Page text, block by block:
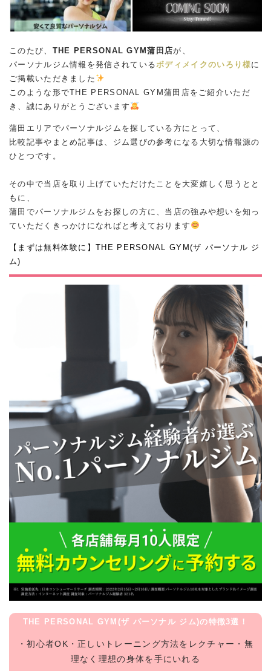
このたび、 THE PERSONAL GYM蒲田店が、
パーソナルジム情報を発信されている ボディメイクのいろり様に
ご掲載いただきました
このような形でTHE PERSONAL GYM蒲田店をご紹介いただ
き、誠にありがとうございます
蒲田エリアでパーソナルジムを探している方にとって、
比較記事やまとめ記事は、ジム選びの参考になる大切な情報源の
ひとつです。
その中で当店を取り上げていただけたことを大変嬉しく思うとと
もに、
蒲田でパーソナルジムをお探しの方に、当店の強みや想いを知っ
ていただくきっかけになればと考えております
【まずは無料体験に】THE PERSONAL GYM(ザ パーソナル ジ
ム)
THE PERSONAL GYM(ザ パーソナル ジム)の特徴3選！
・初心者OK・正しいトレーニング方法をレクチャー・無
理なく理想の身体を手にいれる